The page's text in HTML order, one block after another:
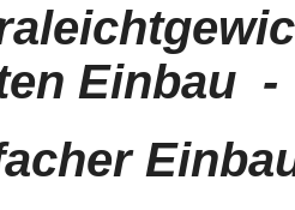
Einbau -